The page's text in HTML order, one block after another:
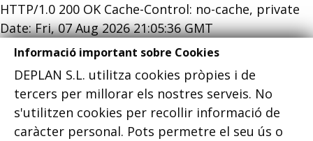
HTTP/1.0 200 OK Cache-Control: no-cache, private
Date: Fri, 07 Aug 2026 21:05:36 GMT
Informació important sobre Cookies
DEPLAN S.L. utilitza cookies pròpies i de
tercers per millorar els nostres serveis. No
s'utilitzen cookies per recollir informació de
caràcter personal. Pots permetre el seu ús o
Menu